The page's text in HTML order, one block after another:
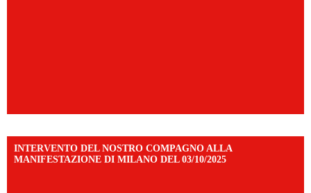
INTERVENTO DEL NOSTRO COMPAGNO ALLA
MANIFESTAZIONE DI MILANO DEL 03/10/2025